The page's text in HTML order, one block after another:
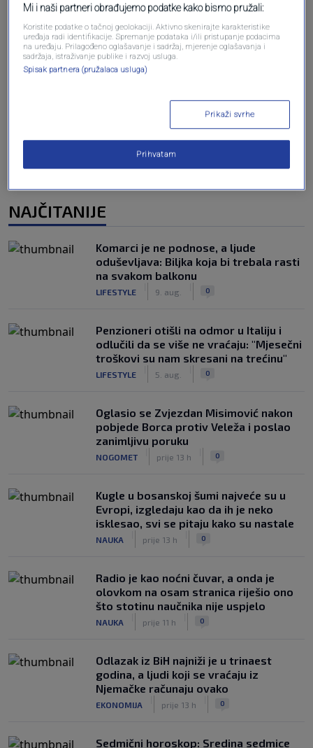
Oglas
NAJČITANIJE
Komarci je ne podnose, a ljude
oduševljava: Biljka koja bi trebala rasti
na svakom balkonu
LIFESTYLE 9. aug. 0
Penzioneri otišli na odmor u Italiju i
odlučili da se više ne vraćaju: "Mjesečni
troškovi su nam skresani na trećinu"
LIFESTYLE 5. aug. 0
Oglasio se Zvjezdan Misimović nakon
pobjede Borca protiv Veleža i poslao
zanimljivu poruku
NOGOMET prije 13 h 0
Kugle u bosanskoj šumi najveće su u
Evropi, izgledaju kao da ih je neko
isklesao, svi se pitaju kako su nastale
NAUKA prije 13 h 0
Radio je kao noćni čuvar, a onda je
olovkom na osam stranica riješio ono
što stotinu naučnika nije uspjelo
NAUKA prije 11 h 0
Odlazak iz BiH najniži je u trinaest
godina, a ljudi koji se vraćaju iz
Njemačke računaju ovako
EKONOMIJA prije 13 h 0
Sedmični horoskop: Sredina sedmice
Mi i naši partneri obrađujemo podatke kako bismo pružali:
Koristite podatke o tačnoj geolokaciji. Aktivno skenirajte karakteristike
uređaja radi identifikacije. Spremanje podataka i/ili pristupanje podacima
na uređaju. Prilagođeno oglašavanje i sadržaj, mjerenje oglašavanja i
sadržaja, istraživanje publike i razvoj usluga.
Spisak partnera (pružalaca usluga)
Prikaži svrhe
Prihvatam